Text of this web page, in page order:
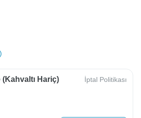
Hariç) İptal Politikası